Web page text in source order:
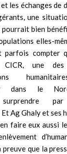
les échanges de
une
pourrait bien
elles-
parfois compter
CICR, une
dans le
Ag Ghaly et ses
faire eux aussi
que la